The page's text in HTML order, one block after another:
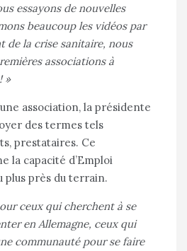
essayons de nouvelles
beaucoup les vidéos par
de la crise sanitaire, nous
associations à
»
association, la présidente
des termes tels
prestataires. Ce
la capacité d’Emploi
plus près du terrain.
ceux qui cherchent à se
en Allemagne, ceux qui
communauté pour se faire